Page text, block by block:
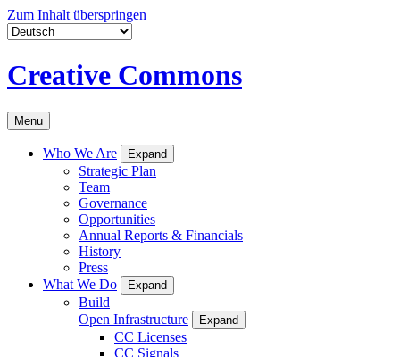
Zum Inhalt überspringen
Creative Commons
Menu
Who We Are Expand
Strategic Plan
Team
Governance
Opportunities
Annual Reports & Financials
History
Press
What We Do
Expand
Build
Open Infrastructure
Expand
CC Licenses
CC Signals